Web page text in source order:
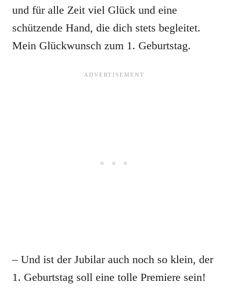
und für alle Zeit viel Glück und eine
schützende Hand, die dich stets begleitet.
Mein Glückwunsch zum 1. Geburtstag.
– Und ist der Jubilar auch noch so klein, der
1. Geburtstag soll eine tolle Premiere sein!